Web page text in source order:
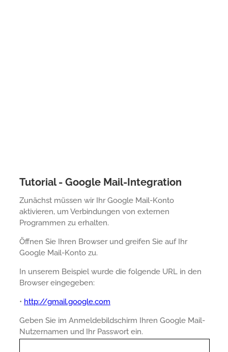
Tutorial - Google Mail-Integration
Zunächst müssen wir Ihr Google Mail-Konto
aktivieren, um Verbindungen von externen
Programmen zu erhalten.
Öffnen Sie Ihren Browser und greifen Sie auf Ihr
Google Mail-Konto zu.
In unserem Beispiel wurde die folgende URL in den
Browser eingegeben:
• http://gmail.google.com
Geben Sie im Anmeldebildschirm Ihren Google Mail-
Nutzernamen und Ihr Passwort ein.